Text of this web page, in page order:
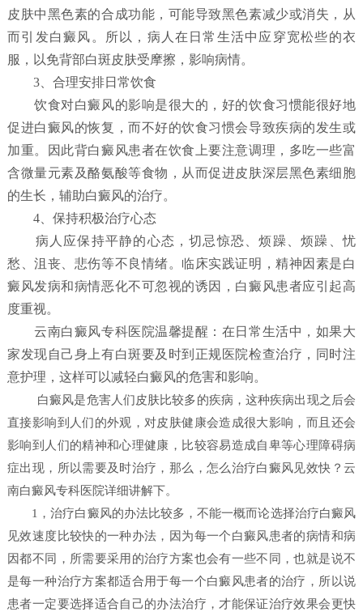
皮肤中黑色素的合成功能，可能导致黑色素减少或消失，从
而引发白癜风。所以，病人在日常生活中应穿宽松些的衣
服，以免背部白斑皮肤受摩擦，影响病情。
3、合理安排日常饮食
饮食对白癜风的影响是很大的，好的饮食习惯能很好地
促进白癜风的恢复，而不好的饮食习惯会导致疾病的发生或
加重。因此背白癜风患者在饮食上要注意调理，多吃一些富
含微量元素及酪氨酸等食物，从而促进皮肤深层黑色素细胞
的生长，辅助白癜风的治疗。
4、保持积极治疗心态
病人应保持平静的心态，切忌惊恐、烦躁、烦躁、忧
愁、沮丧、悲伤等不良情绪。临床实践证明，精神因素是白
癜风发病和病情恶化不可忽视的诱因，白癜风患者应引起高
度重视。
云南白癜风专科医院温馨提醒：在日常生活中，如果大
家发现自己身上有白斑要及时到正规医院检查治疗，同时注
意护理，这样可以减轻白癜风的危害和影响。
白癜风是危害人们皮肤比较多的疾病，这种疾病出现之后会
直接影响到人们的外观，对皮肤健康会造成很大影响，而且还会
影响到人们的精神和心理健康，比较容易造成自卑等心理障碍病
症出现，所以需要及时治疗，那么，怎么治疗白癜风见效快？ 云
南白癜风专科医院详细讲解下。
1，治疗白癜风的办法比较多，不能一概而论选择治疗白癜风
见效速度比较快的一种办法，因为每一个白癜风患者的病情和病
因都不同，所需要采用的治疗方案也会有一些不同，也就是说不
是每一种治疗方案都适合用于每一个白癜风患者的治疗，所以说
患者一定要选择适合自己的办法治疗，才能保证治疗效果会更快